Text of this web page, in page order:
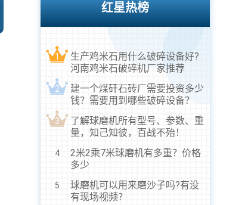
红星热榜
1
生产鸡米石用什么破碎设备好?
河南鸡米石破碎机厂家推荐
2
建一个煤矸石砖厂需要投资多少
钱？需要用到哪些破碎设备？
3
了解球磨机所有型号、参数、重
量，知己知彼，百战不殆！
4
2米2乘7米球磨机有多重？价格
多少
5
球磨机可以用来磨沙子吗?有没
有现场视频？